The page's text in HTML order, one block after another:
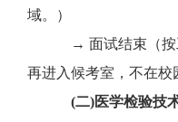
域。）
→ 面试结束（
再进入候考室，不在校
(二)医学检验技